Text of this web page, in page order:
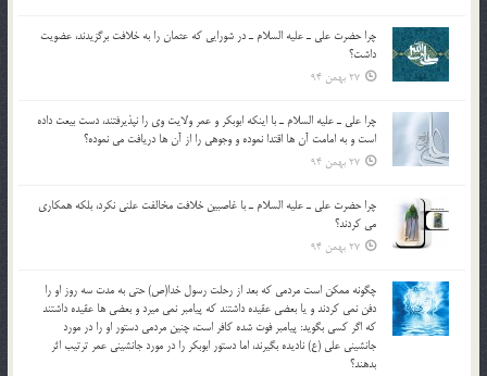
چرا حضرت علي ـ عليه السلام ـ در شورايي كه عثمان را به خلافت برگزيدند، عضويت
داشت؟
27 بهمن 94
چرا علي ـ عليه السلام ـ با اينكه ابوبكر و عمر ولايت وي را نپذيرفتند، دست بيعت داده
است و به امامت آن ها اقتدا نموده و وجوهي را از آن ها دريافت مي نموده؟
27 بهمن 94
چرا حضرت علي ـ عليه السلام ـ با غاصبين خلافت مخالفت علني نکرد، بلكه همكاري
مي کردند؟
27 بهمن 94
چگونه ممكن است مردمي كه بعد از رحلت رسول خدا(ص) حتی به مدت سه روز او را
دفن نمي كردند و یا بعضي عقيده داشتند كه پيامبر نمي ميرد و بعضي ها عقيده داشتند
كه اگر كسي بگويد: پيامبر فوت شده كافر است، چنین مردمی دستور او را در مورد
جانشيني علي (ع) ناديده بگيرند، اما دستور ابوبكر را در مورد جانشيني عمر ترتیب اثر
بدهند؟